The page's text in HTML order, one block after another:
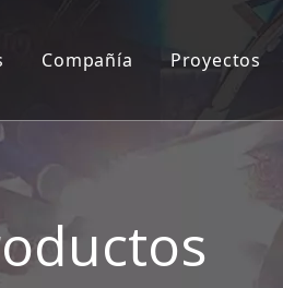
Compañía
Contáctenos
Proyectos